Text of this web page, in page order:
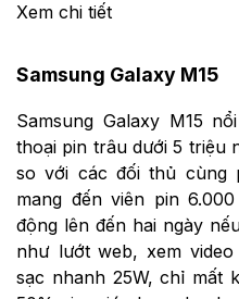
Xem chi tiết
Samsung Galaxy M15
Samsung Galaxy M15
thoại pin trâu dưới 5 triệu
so với các đối thủ cùng
mang đến viên pin
động lên đến hai ngày
như lướt web, xem
sạc nhanh 25W, chỉ mất